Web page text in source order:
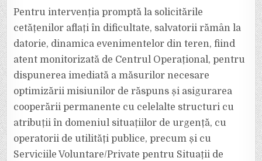
Pentru intervenția promptă la solicitările
cetățenilor aflați în dificultate, salvatorii rămân la
datorie, dinamica evenimentelor din teren, fiind
atent monitorizată de Centrul Operațional, pentru
dispunerea imediată a măsurilor necesare
optimizării misiunilor de răspuns și asigurarea
cooperării permanente cu celelalte structuri cu
atribuții în domeniul situațiilor de urgență, cu
operatorii de utilități publice, precum și cu
Serviciile Voluntare/Private pentru Situații de